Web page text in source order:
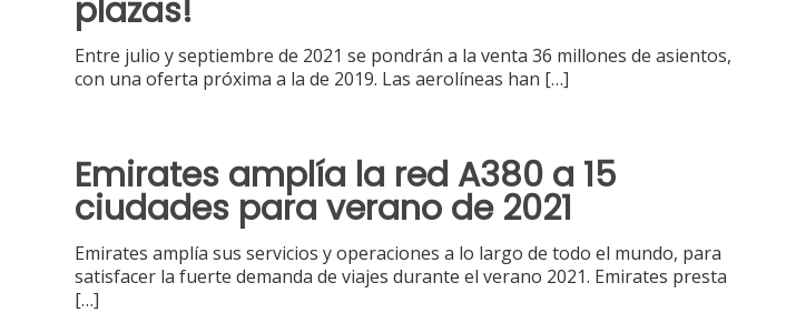
plazas!
Entre julio y septiembre de 2021 se pondrán a la venta 36 millones de asientos,
con una oferta próxima a la de 2019. Las aerolíneas han […]
Emirates amplía la red A380 a 15
ciudades para verano de 2021
Emirates amplía sus servicios y operaciones a lo largo de todo el mundo, para
satisfacer la fuerte demanda de viajes durante el verano 2021. Emirates presta
[…]